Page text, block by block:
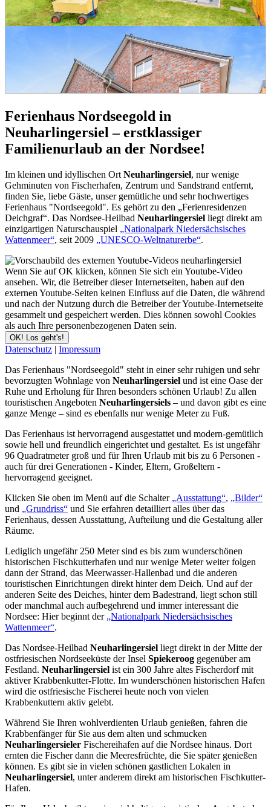
Ferienhaus Nordseegold in
Neuharlingersiel – erstklassiger
Familienurlaub an der Nordsee!
Im kleinen und idyllischen Ort Neuharlingersiel, nur wenige
Gehminuten von Fischerhafen, Zentrum und Sandstrand entfernt,
finden Sie, liebe Gäste, unser gemütliche und sehr hochwertiges
Ferienhaus "Nordseegold". Es gehört zu den „Ferienresidenzen
Deichgraf“. Das Nordsee-Heilbad Neuharlingersiel liegt direkt am
einzigartigen Naturschauspiel „Nationalpark Niedersächsisches
Wattenmeer“, seit 2009 „UNESCO-Weltnaturerbe“.
Wenn Sie auf OK klicken, können Sie sich ein Youtube-Video
ansehen. Wir, die Betreiber dieser Internetseiten, haben auf den
externen Youtube-Seiten keinen Einfluss auf die Daten, die während
und nach der Nutzung durch die Betreiber der Youtube-Internetseite
gesammelt und gespeichert werden. Dies können sowohl Cookies
als auch Ihre personenbezogenen Daten sein.
OK! Los geht's!
Datenschutz | Impressum
Das Ferienhaus "Nordseegold" steht in einer sehr ruhigen und sehr
bevorzugten Wohnlage von Neuharlingersiel und ist eine Oase der
Ruhe und Erholung für Ihren besonders schönen Urlaub! Zu allen
touristischen Angeboten Neuharlingersiels – und davon gibt es eine
ganze Menge – sind es ebenfalls nur wenige Meter zu Fuß.
Das Ferienhaus ist hervorragend ausgestattet und modern-gemütlich
sowie hell und freundlich eingerichtet und gestaltet. Es ist ungefähr
96 Quadratmeter groß und für Ihren Urlaub mit bis zu 6 Personen -
auch für drei Generationen - Kinder, Eltern, Großeltern -
hervorragend geeignet.
Klicken Sie oben im Menü auf die Schalter „Ausstattung“, „Bilder“
und „Grundriss“ und Sie erfahren detailliert alles über das
Ferienhaus, dessen Ausstattung, Aufteilung und die Gestaltung aller
Räume.
Lediglich ungefähr 250 Meter sind es bis zum wunderschönen
historischen Fischkutterhafen und nur wenige Meter weiter folgen
dann der Strand, das Meerwasser-Hallenbad und die anderen
touristischen Einrichtungen direkt hinter dem Deich. Und auf der
anderen Seite des Deiches, hinter dem Badestrand, liegt schon still
oder manchmal auch aufbegehrend und immer interessant die
Nordsee: Hier beginnt der „Nationalpark Niedersächsisches
Wattenmeer“.
Das Nordsee-Heilbad Neuharlingersiel liegt direkt in der Mitte der
ostfriesischen Nordseeküste der Insel Spiekeroog gegenüber am
Festland. Neuharlingersiel ist ein 300 Jahre altes Fischerdorf mit
aktiver Krabbenkutter-Flotte. Im wunderschönen historischen Hafen
wird die ostfriesische Fischerei heute noch von vielen
Krabbenkuttern aktiv gelebt.
Während Sie Ihren wohlverdienten Urlaub genießen, fahren die
Krabbenfänger für Sie aus dem alten und schmucken
Neuharlingersieler Fischereihafen auf die Nordsee hinaus. Dort
ernten die Fischer dann die Meeresfrüchte, die Sie später genießen
können. Es gibt sie in vielen schönen gastlichen Lokalen in
Neuharlingersiel, unter anderem direkt am historischen Fischkutter-
Hafen.